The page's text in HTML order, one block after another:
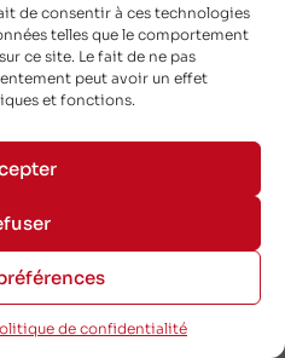
de consentir à ces technologies
telles que le comportement
ce site. Le fait de ne pas
peut avoir un effet
et fonctions.
de confidentialité
defined resin Noir